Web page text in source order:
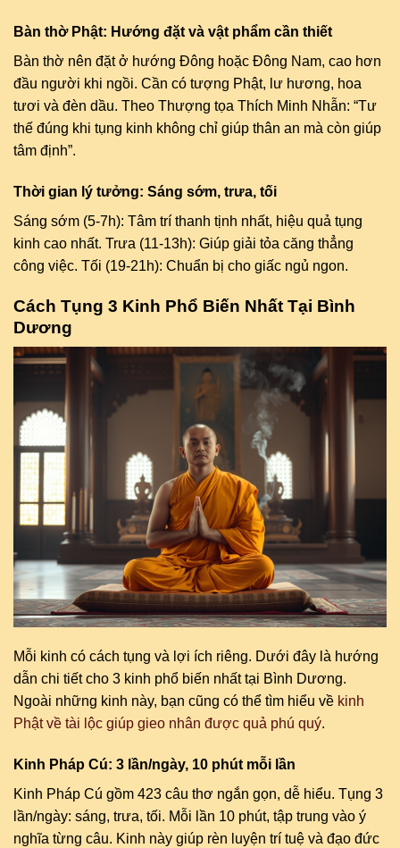
Bàn thờ Phật: Hướng đặt và vật phẩm cần thiết
Bàn thờ nên đặt ở hướng Đông hoặc Đông Nam, cao hơn
đầu người khi ngồi. Cần có tượng Phật, lư hương, hoa
tươi và đèn dầu. Theo Thượng tọa Thích Minh Nhẫn: “Tư
thế đúng khi tụng kinh không chỉ giúp thân an mà còn giúp
tâm định”.
Thời gian lý tưởng: Sáng sớm, trưa, tối
Sáng sớm (5-7h): Tâm trí thanh tịnh nhất, hiệu quả tụng
kinh cao nhất. Trưa (11-13h): Giúp giải tỏa căng thẳng
công việc. Tối (19-21h): Chuẩn bị cho giấc ngủ ngon.
Cách Tụng 3 Kinh Phổ Biến Nhất Tại Bình
Dương
Mỗi kinh có cách tụng và lợi ích riêng. Dưới đây là hướng
dẫn chi tiết cho 3 kinh phổ biến nhất tại Bình Dương.
Ngoài những kinh này, bạn cũng có thể tìm hiểu về kinh
Phật về tài lộc giúp gieo nhân được quả phú quý.
Kinh Pháp Cú: 3 lần/ngày, 10 phút mỗi lần
Kinh Pháp Cú gồm 423 câu thơ ngắn gọn, dễ hiểu. Tụng 3
lần/ngày: sáng, trưa, tối. Mỗi lần 10 phút, tập trung vào ý
nghĩa từng câu. Kinh này giúp rèn luyện trí tuệ và đạo đức